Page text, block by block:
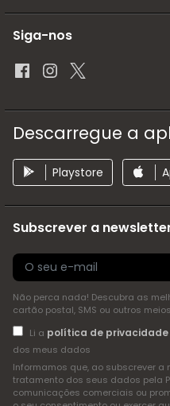
Siga-nos
Descarregue a
Playstore
Subscrever a
Não perca nada! Descubra as
cartão postal, SMS ou outros
Li a política de privacidade
dos meus dados
Informamos que, ao subscrever
tratamento dos seus dados pela
comunicações comerciais ou